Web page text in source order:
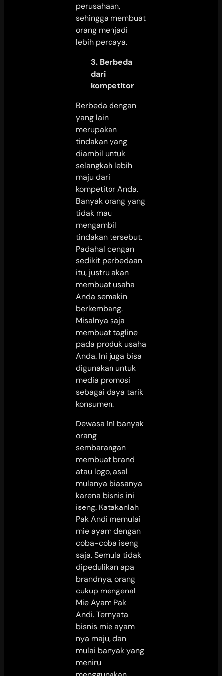
perusahaan,
sehingga membuat
orang menjadi
lebih percaya.
3. Berbeda
dari
kompetitor
Berbeda dengan
yang lain
merupakan
tindakan yang
diambil untuk
selangkah lebih
maju dari
kompetitor Anda.
Banyak orang yang
tidak mau
mengambil
tindakan tersebut.
Padahal dengan
sedikit perbedaan
itu, justru akan
membuat usaha
Anda semakin
berkembang.
Misalnya saja
membuat tagline
pada produk usaha
Anda. Ini juga bisa
digunakan untuk
media promosi
sebagai daya tarik
konsumen.
Dewasa ini banyak
orang
sembarangan
membuat brand
atau logo, asal
mulanya biasanya
karena bisnis ini
iseng. Katakanlah
Pak Andi memulai
mie ayam dengan
coba-coba iseng
saja. Semula tidak
dipedulikan apa
brandnya, orang
cukup mengenal
Mie Ayam Pak
Andi. Ternyata
bisnis mie ayam
nya maju, dan
mulai banyak yang
meniru